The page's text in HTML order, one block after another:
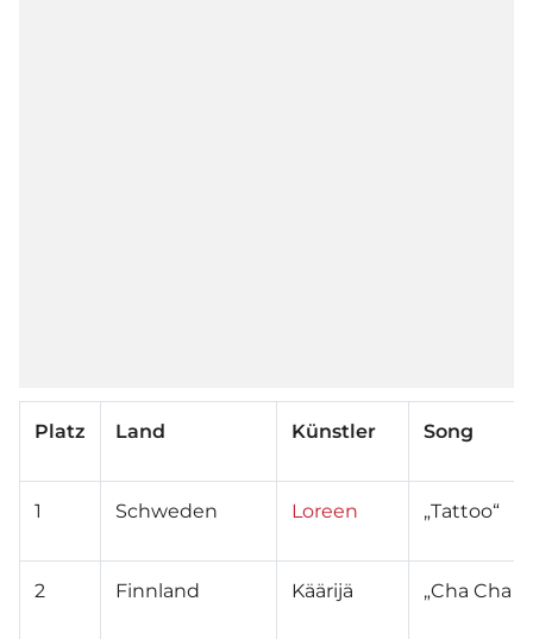
Platz Land Künstler Song
1 Schweden Loreen „Tattoo“
2 Finnland Käärijä „Cha Cha